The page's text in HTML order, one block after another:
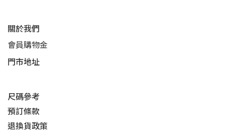
關於我們
會員購物金
門市地址
尺碼參考
預訂條款
退換貨政策​